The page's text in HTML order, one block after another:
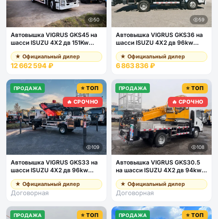
50
Автовышка VIGRUS GKS45 на
шасси ISUZU 4Х2 дв 151Kw
высота подъёма 45м
★ Официальный дилер
12 662 594 ₽
59
Автовышка VIGRUS GKS36 на
шасси ISUZU 4Х2 дв 96kw
высота подъёма 36м
★ Официальный дилер
6 863 836 ₽
ПРОДАЖА
⭐ ТОП
🔥 СРОЧНО
109
Автовышка VIGRUS GKS33 на
шасси ISUZU 4Х2 дв 96kw
высота подъёма 33м
★ Официальный дилер
Договорная
ПРОДАЖА
⭐ ТОП
🔥 СРОЧНО
108
Автовышка VIGRUS GKS30.5
на шасси ISUZU 4Х2 дв 94kw
высота подъёма 30,5м
★ Официальный дилер
Договорная
ПРОДАЖА
⭐ ТОП
ПРОДАЖА
⭐ ТОП